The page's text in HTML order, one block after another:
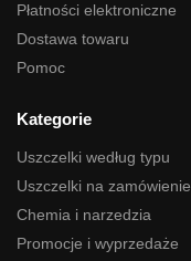
Płatności elektroniczne
Dostawa towaru
Pomoc
Kategorie
Uszczelki według typu
Uszczelki na zamówienie
Chemia i narzedzia
Promocje i wyprzedaże